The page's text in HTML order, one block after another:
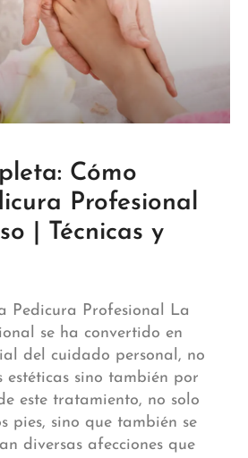
Cómo
Profesional
| Técnicas y
Pedicura Profesional La
se ha convertido en
del cuidado personal, no
estéticas sino también por
este tratamiento, no solo
pies, sino que también se
diversas afecciones que